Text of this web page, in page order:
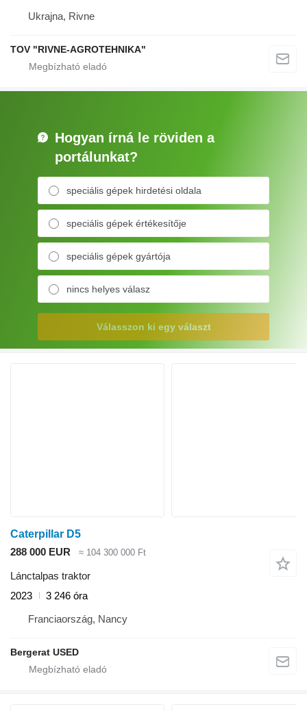
Ukrajna, Rivne
TOV "RIVNE-AGROTEHNIKA"
Hogyan írná le röviden a
portálunkat?
speciális gépek hirdetési oldala
speciális gépek értékesítője
speciális gépek gyártója
nincs helyes válasz
Válasszon ki egy választ
Caterpillar D5
288 000 EUR
≈ 104 300 000 Ft
Lánctalpas traktor
2023
3 246 óra
Franciaország, Nancy
Bergerat USED